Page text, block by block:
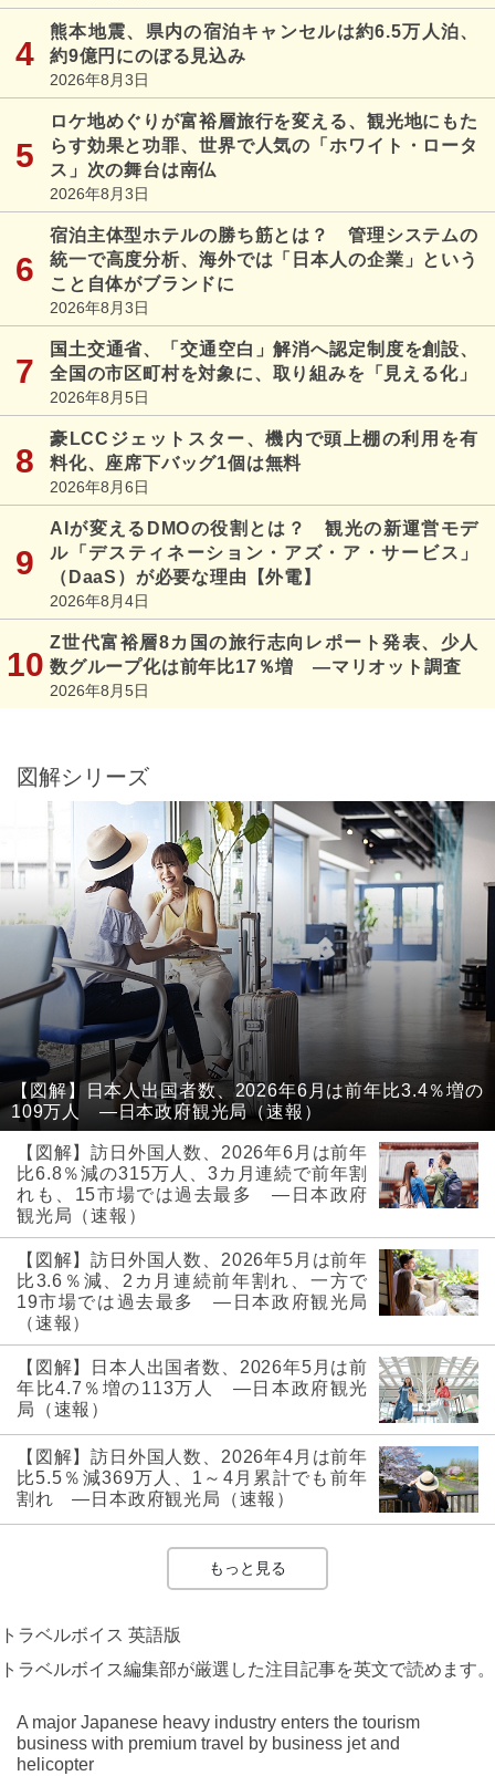
熊本地震、県内の宿泊キャンセルは約6.5万人泊、
約9億円にのぼる見込み
2026年8月3日
ロケ地めぐりが富裕層旅行を変える、観光地にもた
らす効果と功罪、世界で人気の「ホワイト・ロータ
ス」次の舞台は南仏
2026年8月3日
宿泊主体型ホテルの勝ち筋とは？ 管理システムの
統一で高度分析、海外では「日本人の企業」という
こと自体がブランドに
2026年8月3日
国土交通省、「交通空白」解消へ認定制度を創設、
全国の市区町村を対象に、取り組みを「見える化」
2026年8月5日
豪LCCジェットスター、機内で頭上棚の利用を有
料化、座席下バッグ1個は無料
2026年8月6日
AIが変えるDMOの役割とは？ 観光の新運営モデ
ル「デスティネーション・アズ・ア・サービス」
（DaaS）が必要な理由【外電】
2026年8月4日
Z世代富裕層8カ国の旅行志向レポート発表、少人
数グループ化は前年比17％増 ―マリオット調査
2026年8月5日
図解シリーズ
【図解】日本人出国者数、2026年6月は前年比3.4％増の
109万人 ―日本政府観光局（速報）
【図解】訪日外国人数、2026年6月は前年
比6.8％減の315万人、3カ月連続で前年割
れも、15市場では過去最多 ―日本政府
観光局（速報）
【図解】訪日外国人数、2026年5月は前年
比3.6％減、2カ月連続前年割れ、一方で
19市場では過去最多 ―日本政府観光局
（速報）
【図解】日本人出国者数、2026年5月は前
年比4.7％増の113万人 ―日本政府観光
局（速報）
【図解】訪日外国人数、2026年4月は前年
比5.5％減369万人、1～4月累計でも前年
割れ ―日本政府観光局（速報）
もっと見る
トラベルボイス 英語版
トラベルボイス編集部が厳選した注目記事を英文で読めます。
A major Japanese heavy industry enters the tourism
business with premium travel by business jet and
helicopter